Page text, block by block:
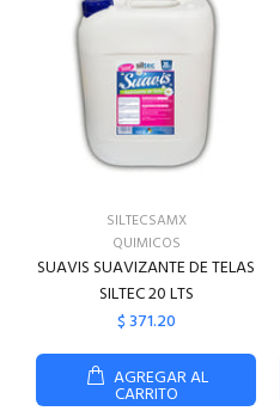
SILTECSAMX
QUIMICOS
SUAVIS SUAVIZANTE DE TELAS
SILTEC 20 LTS
$ 371.20
AGREGAR AL
CARRITO